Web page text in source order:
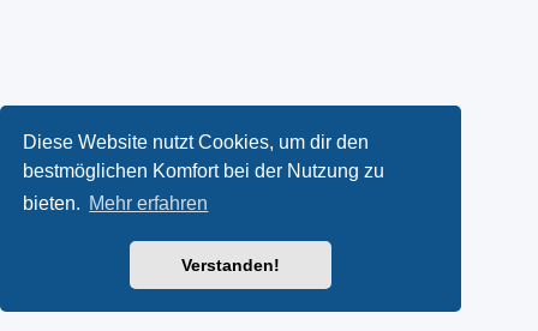
Diese Website nutzt Cookies, um dir den
bestmöglichen Komfort bei der Nutzung zu
bieten. Mehr erfahren
Verstanden!